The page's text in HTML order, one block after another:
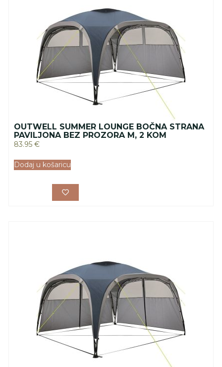
OUTWELL SUMMER LOUNGE BOČNA STRANA
PAVILJONA BEZ PROZORA M, 2 KOM
83.95 €
Dodaj u košaricu